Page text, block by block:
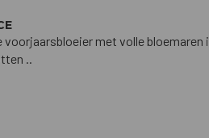
voorjaarsbloeier met volle bloemaren
..